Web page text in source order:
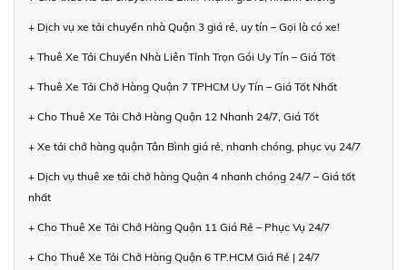
+ Dịch vụ xe tải chuyển nhà Quận 3 giá rẻ, uy tín – Gọi là có xe!
+ Thuê Xe Tải Chuyển Nhà Liên Tỉnh Trọn Gói Uy Tín – Giá Tốt
+ Thuê Xe Tải Chở Hàng Quận 7 TPHCM Uy Tín – Giá Tốt Nhất
+ Cho Thuê Xe Tải Chở Hàng Quận 12 Nhanh 24/7, Giá Tốt
+ Xe tải chở hàng quận Tân Bình giá rẻ, nhanh chóng, phục vụ 24/7
+ Dịch vụ thuê xe tải chở hàng Quận 4 nhanh chóng 24/7 – Giá tốt
nhất
+ Cho Thuê Xe Tải Chở Hàng Quận 11 Giá Rẻ – Phục Vụ 24/7
+ Cho Thuê Xe Tải Chở Hàng Quận 6 TP.HCM Giá Rẻ | 24/7